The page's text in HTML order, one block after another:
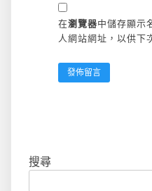
在瀏覽器中儲存顯示
人網站網址，以供下
搜尋